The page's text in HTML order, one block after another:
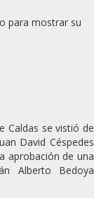
Caldas se vistió de
David Céspedes
aprobación de una
Alberto Bedoya